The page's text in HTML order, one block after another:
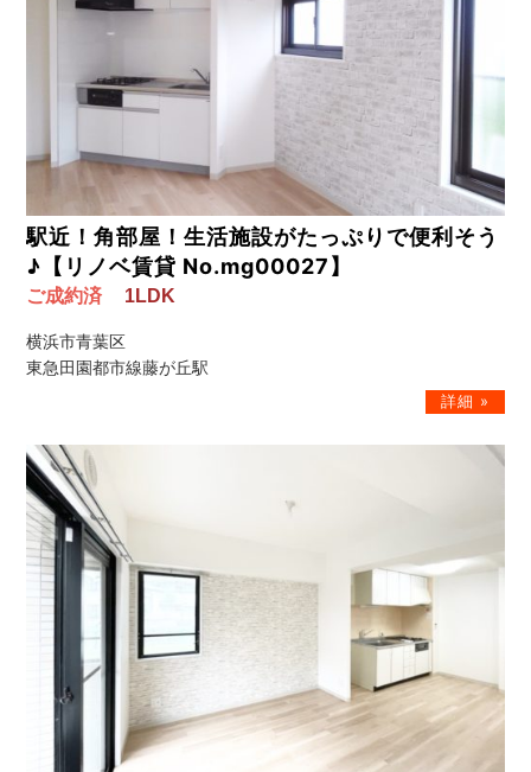
駅近！角部屋！生活施設がたっぷりで便利そう
♪【リノベ賃貸 No.mg00027】
ご成約済 1LDK
横浜市青葉区
東急田園都市線藤が丘駅